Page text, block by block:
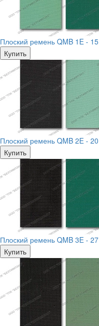
Плоский ремень QMB 1E - 15
Купить
Плоский ремень QMB 2E - 20
Купить
Плоский ремень QMB 3E - 27
Купить